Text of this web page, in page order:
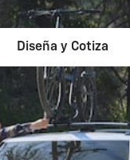
Diseña y Cotiza